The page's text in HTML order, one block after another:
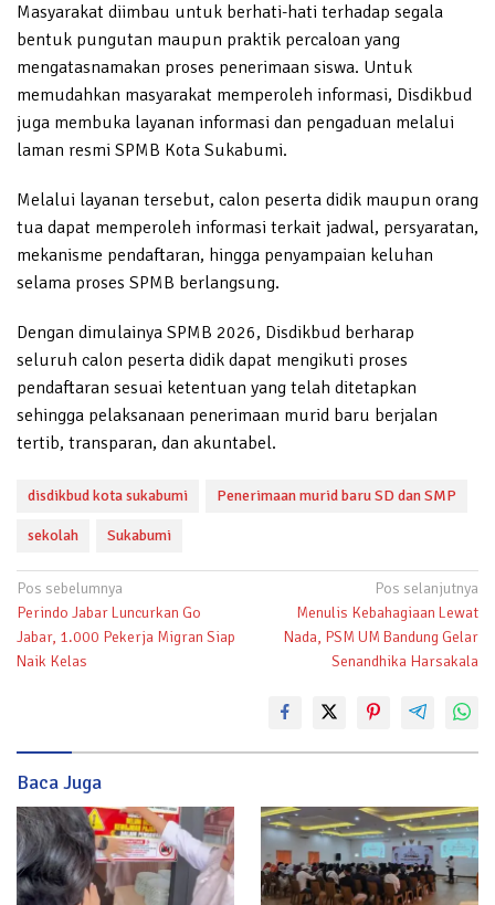
Masyarakat diimbau untuk berhati-hati terhadap segala
bentuk pungutan maupun praktik percaloan yang
mengatasnamakan proses penerimaan siswa. Untuk
memudahkan masyarakat memperoleh informasi, Disdikbud
juga membuka layanan informasi dan pengaduan melalui
laman resmi SPMB Kota Sukabumi.
Melalui layanan tersebut, calon peserta didik maupun orang
tua dapat memperoleh informasi terkait jadwal, persyaratan,
mekanisme pendaftaran, hingga penyampaian keluhan
selama proses SPMB berlangsung.
Dengan dimulainya SPMB 2026, Disdikbud berharap
seluruh calon peserta didik dapat mengikuti proses
pendaftaran sesuai ketentuan yang telah ditetapkan
sehingga pelaksanaan penerimaan murid baru berjalan
tertib, transparan, dan akuntabel.
disdikbud kota sukabumi Penerimaan murid baru SD dan SMP
sekolah Sukabumi
Navigasi
pos
Pos sebelumnya
Perindo Jabar Luncurkan Go
Jabar, 1.000 Pekerja Migran Siap
Naik Kelas
Pos selanjutnya
Menulis Kebahagiaan Lewat
Nada, PSM UM Bandung Gelar
Senandhika Harsakala
Baca Juga